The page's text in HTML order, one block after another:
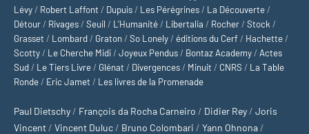
Lévy / Robert Laffont / Dupuis / Les Pérégrines / La Découverte /
Détour / Rivages /Seuil / L'Humanité / Libertalia / Rocher /Stock /
Grasset / Lombard / Graton /So Lonely /éditions du Cerf / Hachette /
Scotty / Le Cherche Midi /Joyeux Pendus / Bontaz Academy / Actes
Sud / Le Tiers Livre / Glénat / Divergences / Minuit / CNRS / La Table
Ronde / Eric Jamet / Les livres de la Promenade
Paul Dietschy / François da Rocha Carneiro / Didier Rey / Joris
Vincent / Vincent Duluc / Bruno Colombari / Yann Ohnona /